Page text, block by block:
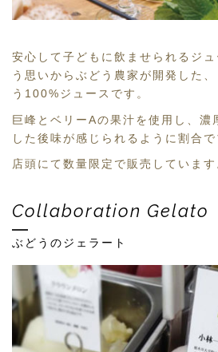
安心して子どもに飲ませられるジ
う思いからぶどう農家が開発した
う100%ジュースです。
巨峰とベリーAの果汁を使用し、濃
した後味が感じられるように割合で
店頭にて数量限定で販売しています
Collaboration Gelato
ぶどうのジェラート